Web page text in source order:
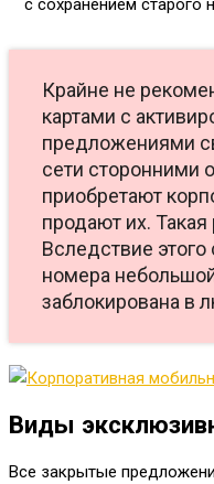
с сохранением старого
Крайне не
картами с
предложениями
сети сторонними
приобретают
продают их. Такая
Вследствие
номера
заблокирована в
Виды
Все закрытые